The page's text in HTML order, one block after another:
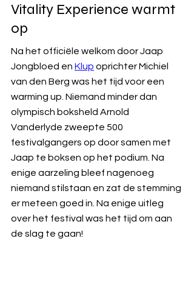
Vitality Experience warmt
op
Na het officiële welkom door Jaap
Jongbloed en Klup oprichter Michiel
van den Berg was het tijd voor een
warming up. Niemand minder dan
olympisch boksheld Arnold
Vanderlyde zweepte 500
festivalgangers op door samen met
Jaap te boksen op het podium. Na
enige aarzeling bleef nagenoeg
niemand stilstaan en zat de stemming
er meteen goed in. Na enige uitleg
over het festival was het tijd om aan
de slag te gaan!